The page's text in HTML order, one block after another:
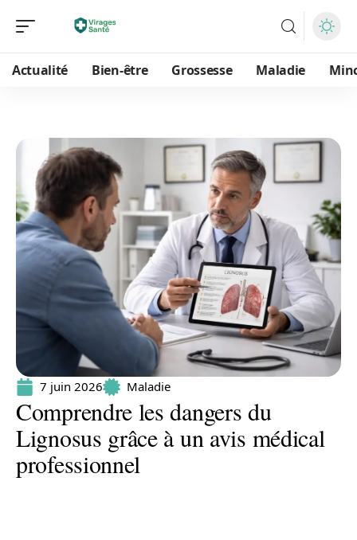
Actualité Bien-être Grossesse Maladie
7 juin 2026 Maladie
Comprendre les dangers du
Lignosus grâce à un avis médical
professionnel